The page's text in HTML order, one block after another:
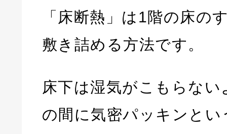
「床断熱」は1階の床の
敷き詰める方法です。
床下は湿気がこもらない
の間に気密パッキンと